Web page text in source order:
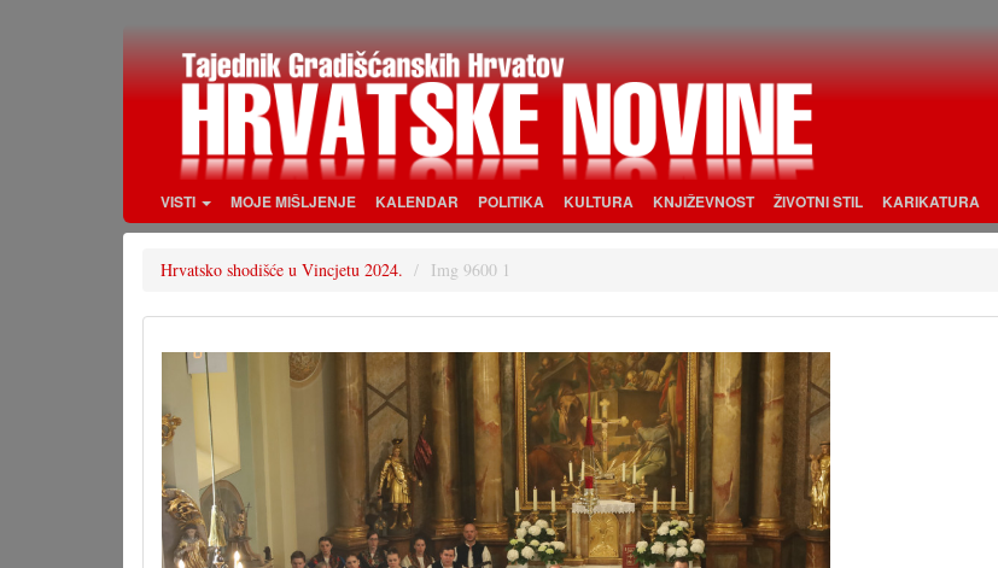
VISTI MOJE MIŠLJENJE KALENDAR POLITIKA KULTURA KNJIŽEVNOST ŽIVOTNI STIL KARIKATURA
Hrvatsko shodišće u Vincjetu 2024. Img 9600 1